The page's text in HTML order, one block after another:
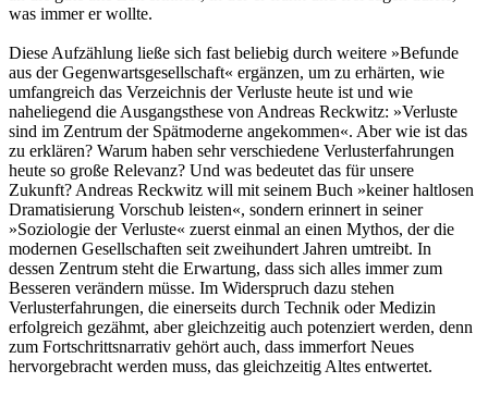
was immer er wollte.
Diese Aufzählung ließe sich fast beliebig durch weitere »Befunde
aus der Gegenwartsgesellschaft« ergänzen, um zu erhärten, wie
umfangreich das Verzeichnis der Verluste heute ist und wie
naheliegend die Ausgangsthese von Andreas Reckwitz: »Verluste
sind im Zentrum der Spätmoderne angekommen«. Aber wie ist das
zu erklären? Warum haben sehr verschiedene Verlusterfahrungen
heute so große Relevanz? Und was bedeutet das für unsere
Zukunft? Andreas Reckwitz will mit seinem Buch »keiner haltlosen
Dramatisierung Vorschub leisten«, sondern erinnert in seiner
»Soziologie der Verluste« zuerst einmal an einen Mythos, der die
modernen Gesellschaften seit zweihundert Jahren umtreibt. In
dessen Zentrum steht die Erwartung, dass sich alles immer zum
Besseren verändern müsse. Im Widerspruch dazu stehen
Verlusterfahrungen, die einerseits durch Technik oder Medizin
erfolgreich gezähmt, aber gleichzeitig auch potenziert werden, denn
zum Fortschrittsnarrativ gehört auch, dass immerfort Neues
hervorgebracht werden muss, das gleichzeitig Altes entwertet.